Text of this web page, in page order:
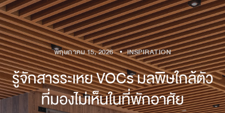
พฤษภาคม 15, 2026 INSPIRATION
รู้จักสารระเหย VOCs มลพิษใกล้ตัว
ที่มองไม่เห็นในที่พักอาศัย